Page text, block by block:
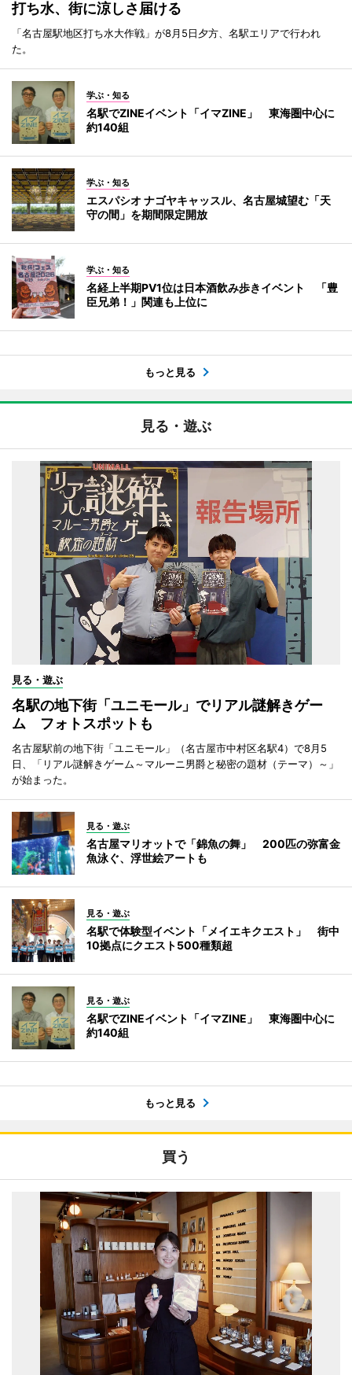
打ち水、街に涼しさ届ける
「名古屋駅地区打ち水大作戦」が8月5日夕方、名駅エリアで行われ
た。
学ぶ・知る
名駅でZINEイベント「イマZINE」 東海圏中心に
約140組
学ぶ・知る
エスパシオ ナゴヤキャッスル、名古屋城望む「天
守の間」を期間限定開放
学ぶ・知る
名経上半期PV1位は日本酒飲み歩きイベント 「豊
臣兄弟！」関連も上位に
もっと見る
見る・遊ぶ
見る・遊ぶ
名駅の地下街「ユニモール」でリアル謎解きゲー
ム フォトスポットも
名古屋駅前の地下街「ユニモール」（名古屋市中村区名駅4）で8月5
日、「リアル謎解きゲーム～マルーニ男爵と秘密の題材（テーマ）～」
が始まった。
見る・遊ぶ
名古屋マリオットで「錦魚の舞」 200匹の弥富金
魚泳ぐ、浮世絵アートも
見る・遊ぶ
名駅で体験型イベント「メイエキクエスト」 街中
10拠点にクエスト500種類超
見る・遊ぶ
名駅でZINEイベント「イマZINE」 東海圏中心に
約140組
もっと見る
買う